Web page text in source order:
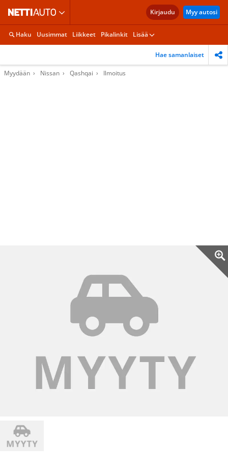
Kirjaudu Myy autosi
Haku Uusimmat Liikkeet Pikalinkit Lisää
Hae samanlaiset
Myydään Nissan Qashqai Ilmoitus